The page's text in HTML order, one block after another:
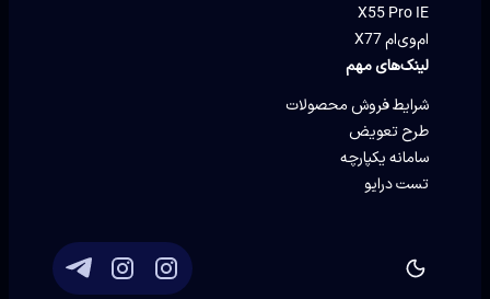
X55 Pro IE
ام‌وی‌ام X77
لینک‌های مهم
شرایط فروش محصولات
طرح تعویض
سامانه یکپارچه
تست درایو
Eron